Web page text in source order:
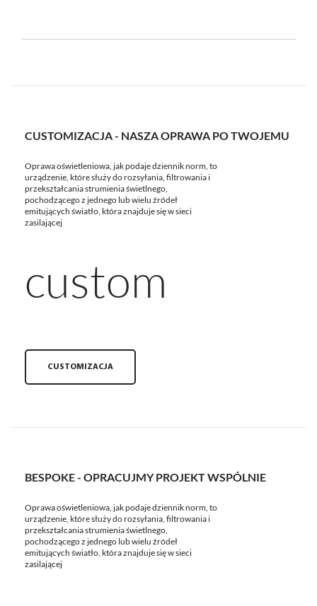
CUSTOMIZACJA - NASZA OPRAWA PO TWOJEMU
Oprawa oświetleniowa, jak podaje dziennik norm, to
urządzenie, które służy do rozsyłania, filtrowania i
przekształcania strumienia świetlnego,
pochodzącego z jednego lub wielu źródeł
emitujących światło, która znajduje się w sieci
zasilającej
custom
CUSTOMIZACJA
BESPOKE - OPRACUJMY PROJEKT WSPÓLNIE
Oprawa oświetleniowa, jak podaje dziennik norm, to
urządzenie, które służy do rozsyłania, filtrowania i
przekształcania strumienia świetlnego,
pochodzącego z jednego lub wielu źródeł
emitujących światło, która znajduje się w sieci
zasilającej